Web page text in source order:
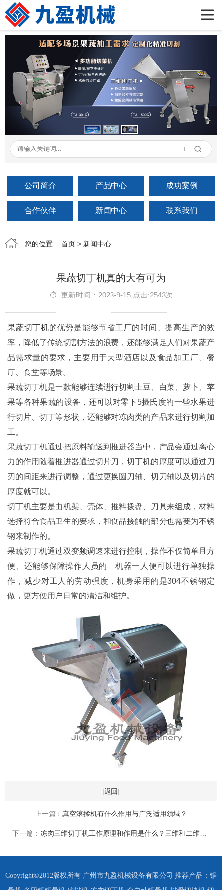
公司简介
产品展示
新闻资讯
成功案例
在线留言
联系我们
公司简介 产品中心 成功案例
合作伙伴 新闻中心 联系我们
您的位置： 首页 > 新闻中心
果蔬切丁机真的大有可为
更新时间：2023-9-15 点击:2543次
果蔬切丁机的优势是能够节省工厂的时间、提高生产的效
率，降低了传统切割方法的浪费，还能够满足人们对果蔬产
品需求量的要求，主要用于大型酒店以及食品加工厂、餐
厅、食堂等场景。
果蔬切丁机是一款能够连续进行切割土豆、白菜、萝卜、苹
果等各种果蔬的设备，还可以对零下5摄氏度的一些水果进
行切片、切丁等形状，还能够对冻肉类的产品来进行切割加
工。
果蔬切丁机通过把原料输送到推进器当中，产品会通过离心
力的作用随着推进器通过切片刀，切丁机的厚度可以通过刀
刃的间距来进行调整，通过更换圆刀轴、切刀轴以及切片的
厚度就可以。
切丁机主要是由机架、壳体、推料拨盘、刀具来组成，材料
选择符合食品卫生的要求，和食品接触的部分也需要为不锈
钢来制作的。
果蔬切丁机通过双变频调速来进行控制，操作不仅简单且方
便、还能够保障操作人员的，机器一人便可以进行单独操
作，减少对工人的劳动强度，机身采用的是304不锈钢定
做，更方便用户日常的清洁和维护。
[返回]
上一篇： 真空滚揉机有什么作用与广泛适用领域？
下一篇： 冻肉三维切丁机工作原理和作用是什么？三维和二维有哪些区别？
Copyright©2012版权所有 广州市九盈机械设备有限公司 推荐产品： 锯